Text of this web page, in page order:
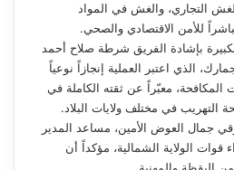
التجاري، والغش في المواد
للأمن الاقتصادي والصحي.
بإشادة الفريق شرطة صلاح أحمد
الذي اعتبر العملية إنجازاً نوعياً
المكافحة، معبّراً عن ثقته الكاملة في
التهريب في مختلف ولايات البلاد.
جمال العوض الأمين، مساعد المدير
قوات الولاية الشمالية، مؤكداً أن